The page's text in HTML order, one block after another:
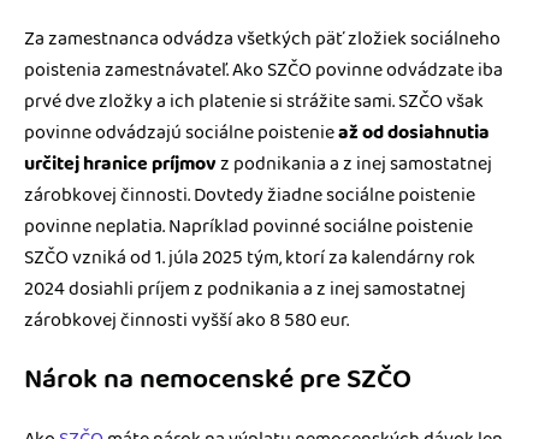
Za zamestnanca odvádza všetkých päť zložiek sociálneho
poistenia zamestnávateľ. Ako SZČO povinne odvádzate iba
prvé dve zložky a ich platenie si strážite sami. SZČO však
povinne odvádzajú sociálne poistenieaž od dosiahnutia
určitej hranice príjmovz podnikania a z inej samostatnej
zárobkovej činnosti. Dovtedy žiadne sociálne poistenie
povinne neplatia. Napríklad povinné sociálne poistenie
SZČO vzniká od 1. júla 2025 tým, ktorí za kalendárny rok
2024 dosiahli príjem z podnikania a z inej samostatnej
zárobkovej činnosti vyšší ako 8 580 eur.
Nárok na nemocenské pre SZČO